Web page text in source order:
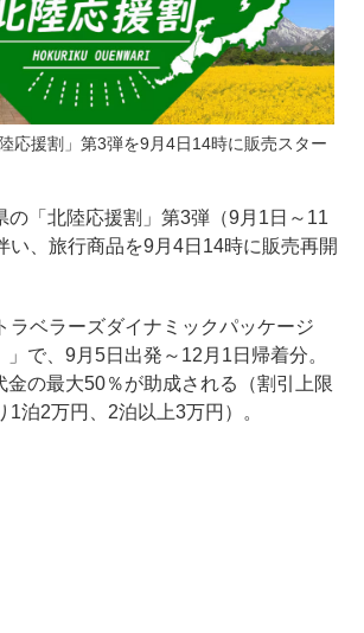
応援割」第3弾を9月4日14時に販売スター
「北陸応援割」第3弾（9月1日～11
い、旅行商品を9月4日14時に販売再開
ベラーズダイナミックパッケージ
」で、9月5日出発～12月1日帰着分。
金の最大50％が助成される（割引上限
1泊2万円、2泊以上3万円）。